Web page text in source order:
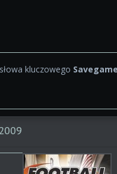
kluczowego